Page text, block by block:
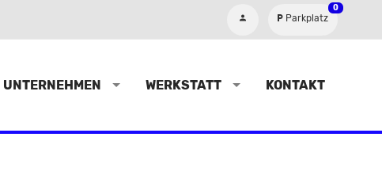
Parkplatz
0
UNTERNEHMEN WERKSTATT KONTAKT